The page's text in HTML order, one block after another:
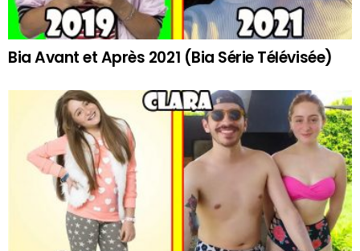
Bia Avant et Après 2021 (Bia Série Télévisée)